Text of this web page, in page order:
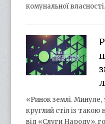
комунальної
«Ринок землі.
круглий стіл із такою
від «Слуги Народу»,